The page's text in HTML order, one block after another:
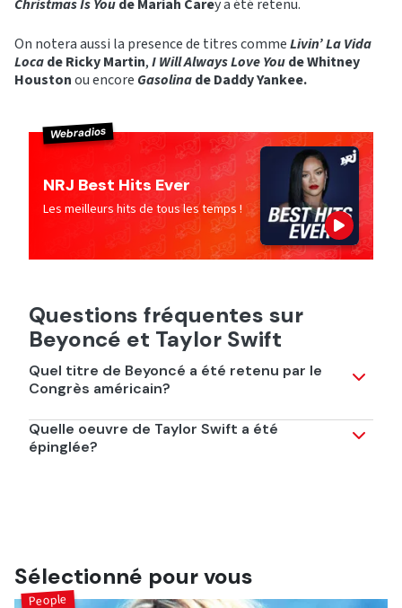
Christmas Is Youde Mariah Carey a été retenu.
On notera aussi la presence de titres commeLivin’ La Vida
Locade Ricky Martin,I Will Always Love Youde Whitney
Houstonou encore Gasolinade Daddy Yankee.
Webradios
NRJ Best Hits Ever
Les meilleurs hits de tous les temps !
Questions fréquentes sur
Beyoncé et Taylor Swift
Quel titre de Beyoncé a été retenu par le
Congrès américain?
Sa chanson "Single Ladies (Put A Ring On It) fait
désormais partie des oeuvres protégées par l'Etat
Quelle oeuvre de Taylor Swift a été
épinglée?
Sélectionné pour vous
People